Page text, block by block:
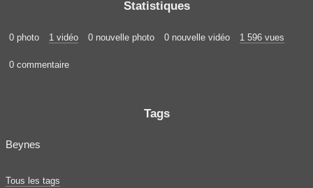
Statistiques
0 photo 1 vidéo 0 nouvelle photo 0 nouvelle vidéo 1 596 vues
0 commentaire
Tags
Beynes
Tous les tags